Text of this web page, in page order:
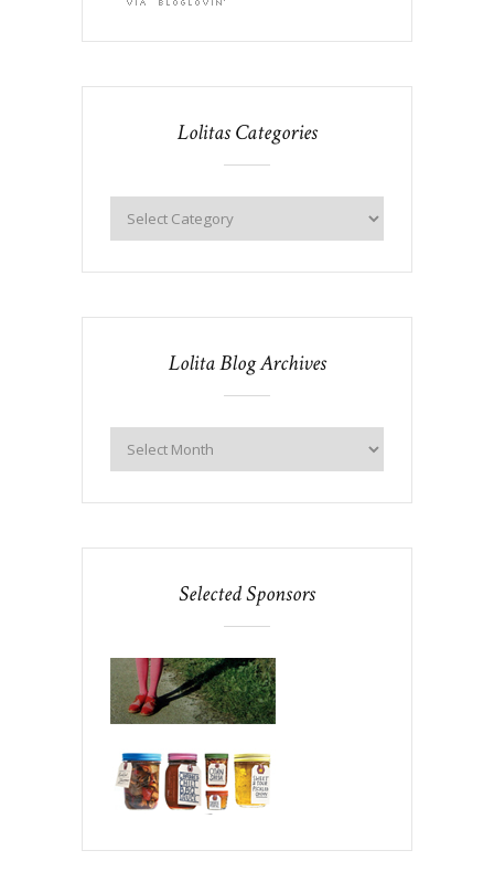
Lolitas Categories
Lolita Blog Archives
Selected Sponsors